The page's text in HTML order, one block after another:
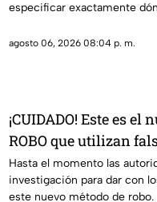
especificar exactamente
agosto 06, 2026 08:04 p. m.
¡CUIDADO! Este es el
ROBO que utilizan
de construcción
Hasta el momento las
investigación para dar con
este nuevo método de robo.